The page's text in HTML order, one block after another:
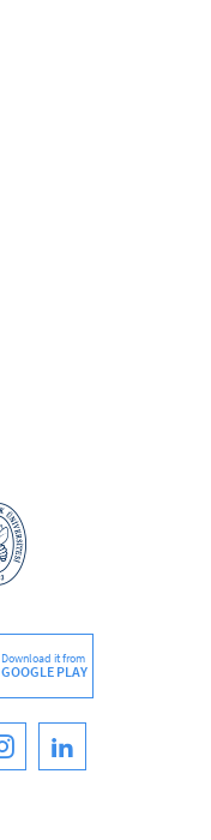
Download it from
GOOGLE PLAY